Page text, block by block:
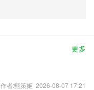
更多
作者:甄策姬 2026-08-07 17:21